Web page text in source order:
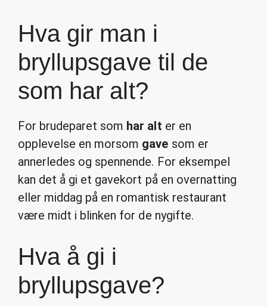
Hva gir man i
bryllupsgave til de
som har alt?
For brudeparet som har alt er en
opplevelse en morsom gave som er
annerledes og spennende. For eksempel
kan det å gi et gavekort på en overnatting
eller middag på en romantisk restaurant
være midt i blinken for de nygifte.
Hva å gi i
bryllupsgave?